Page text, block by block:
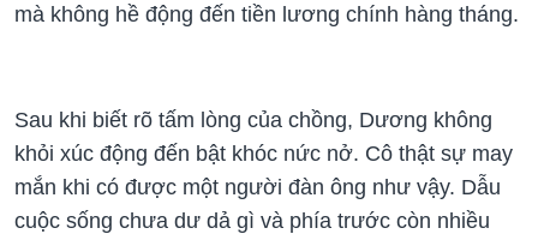
mà không hề động đến tiền lương chính hàng tháng.
Sau khi biết rõ tấm lòng của chồng, Dương không
khỏi xúc động đến bật khóc nức nở. Cô thật sự may
mắn khi có được một người đàn ông như vậy. Dẫu
cuộc sống chưa dư dả gì và phía trước còn nhiều